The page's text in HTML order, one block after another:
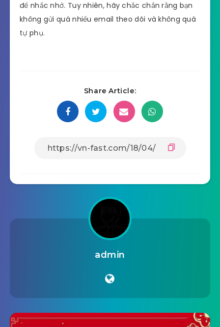
để nhắc nhở. Tuy nhiên, hãy chắc chắn rằng bạn
không gửi quá nhiều email theo dõi và không quá
tự phụ.
Share Article:
admin